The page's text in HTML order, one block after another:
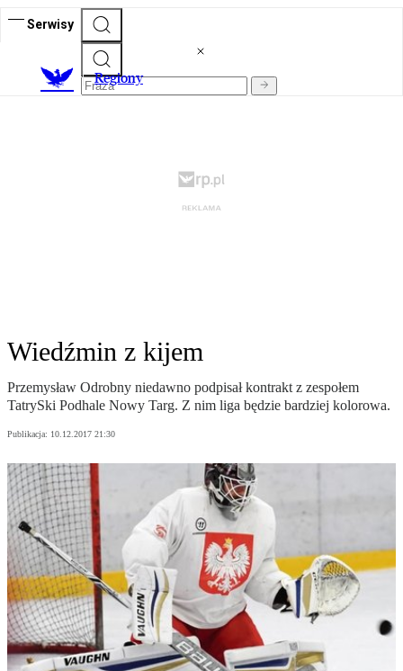
Serwisy
Regiony
Wiedźmin z kijem
Przemysław Odrobny niedawno podpisał kontrakt z zespołem
TatrySki Podhale Nowy Targ. Z nim liga będzie bardziej kolorowa.
Publikacja: 10.12.2017 21:30